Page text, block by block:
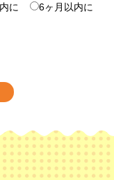
内に
6ヶ月以内に